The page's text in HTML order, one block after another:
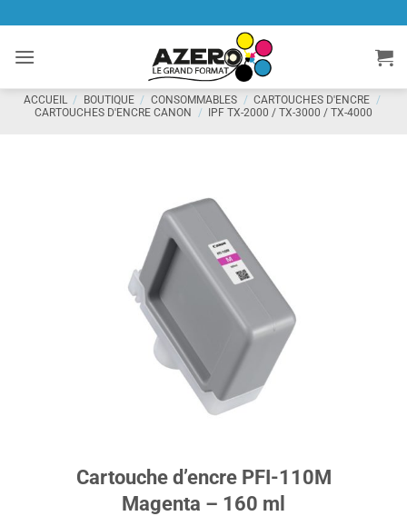
contenu
ACCUEIL / BOUTIQUE / CONSOMMABLES / CARTOUCHES D'ENCRE /
CARTOUCHES D'ENCRE CANON
/ IPF TX-2000 / TX-3000 / TX-4000
Cartouche d’encre PFI-110M
Magenta – 160 ml